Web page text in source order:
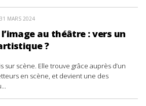
31 MARS 2024
au théâtre : vers un
?
sur scène. Elle trouve grâce auprès d’un
en scène, et devient une des